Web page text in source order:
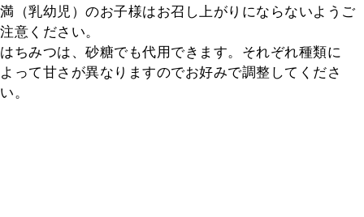
満（乳幼児）のお子様はお召し上がりにならないようご
注意ください。
はちみつは、砂糖でも代用できます。それぞれ種類に
よって甘さが異なりますのでお好みで調整してくださ
い。